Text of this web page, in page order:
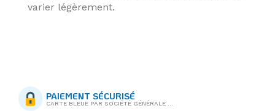
varier légèrement.
PAIEMENT SÉCURISÉ
CARTE BLEUE PAR SOCIÉTÉ GÉNÉRALE ...